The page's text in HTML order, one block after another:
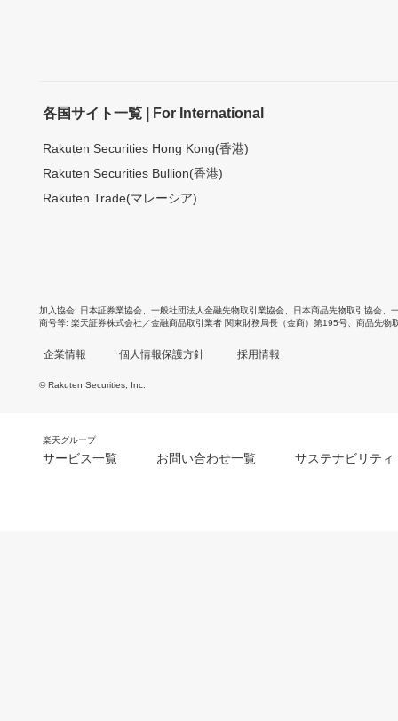
各国サイト一覧 | For International
Rakuten Securities Hong Kong(香港)
Rakuten Securities Bullion(香港)
Rakuten Trade(マレーシア)
加入協会 日本証券業協会 一般社団法人金融先物取引業協会 日本商品先物取引協会
商号等 楽天証券株式会社／金融商品取引業者 関東財務局長（金商）第195号、商品先物
企業情報 個人情報保護方針 採用情報
© Rakuten Securities, Inc.
楽天グループ
サービス一覧 お問い合わせ一覧 サステナビリティ